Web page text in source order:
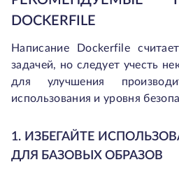
DOCKERFILE
Написание Dockerfile
задачей, но следует учесть
для улучшения
использования и уровня
1. ИЗБЕГАЙТЕ
ДЛЯ БАЗОВЫХ ОБРАЗОВ